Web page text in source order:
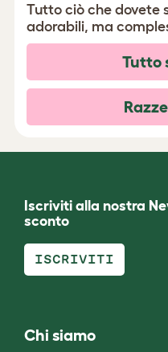
Tutto ciò che dovete
adorabili, ma
Tutto
Iscriviti alla nostra
sconto
ISCRIVITI
Chi siamo